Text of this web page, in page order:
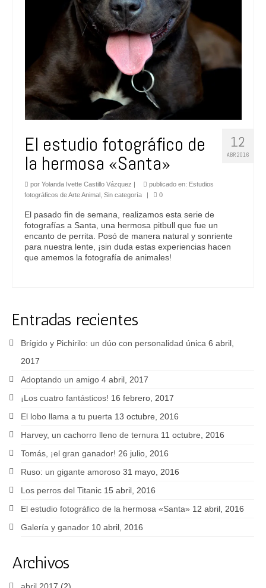
12
ABR 2016
El estudio fotográfico de
la hermosa «Santa»
por Yolanda Ivette Castillo Vázquez | publicado en: Estudios
fotográficos de Arte Animal Sin categoría | 0
El pasado fin de semana, realizamos esta serie de
fotografías a Santa, una hermosa pitbull que fue un
encanto de perrita. Posó de manera natural y sonriente
para nuestra lente, ¡sin duda estas experiencias hacen
que amemos la fotografía de animales!
Entradas recientes
Brígido y Pichirilo: un dúo con personalidad única 6 abril,
2017
Adoptando un amigo 4 abril, 2017
¡Los cuatro fantásticos! 16 febrero, 2017
El lobo llama a tu puerta 13 octubre, 2016
Harvey, un cachorro lleno de ternura 11 octubre, 2016
Tomás, ¡el gran ganador! 26 julio, 2016
Ruso: un gigante amoroso 31 mayo, 2016
Los perros del Titanic 15 abril, 2016
El estudio fotográfico de la hermosa «Santa» 12 abril, 2016
Galería y ganador 10 abril, 2016
Archivos